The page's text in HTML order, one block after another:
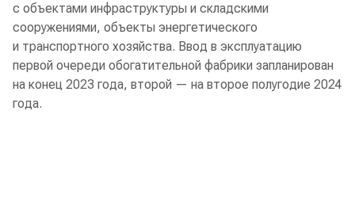
с объектами инфраструктуры и складскими
сооружениями, объекты энергетического
и транспортного хозяйства. Ввод в эксплуатацию
первой очереди обогатительной фабрики запланирован
на конец 2023 года, второй — на второе полугодие 2024
года.